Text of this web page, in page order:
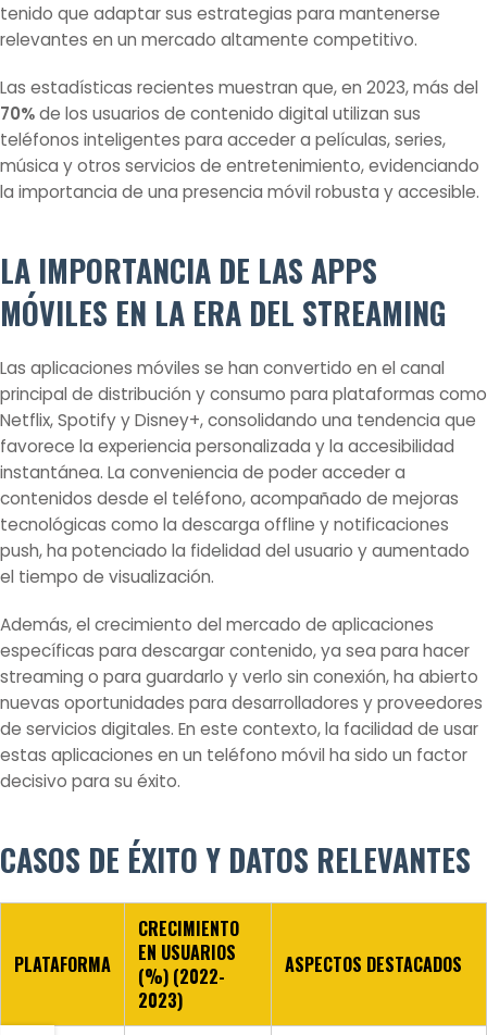
tenido que adaptar sus estrategias para mantenerse
relevantes en un mercado altamente competitivo.
Las estadísticas recientes muestran que, en 2023, más del
70%de los usuarios de contenido digital utilizan sus
teléfonos inteligentes para acceder a películas, series,
música y otros servicios de entretenimiento, evidenciando
la importancia de una presencia móvil robusta y accesible.
LA IMPORTANCIA DE LAS APPS
MÓVILES EN LA ERA DEL STREAMING
Las aplicaciones móviles se han convertido en el canal
principal de distribución y consumo para plataformas como
Netflix, Spotify y Disney+, consolidando una tendencia que
favorece la experiencia personalizada y la accesibilidad
instantánea. La conveniencia de poder acceder a
contenidos desde el teléfono, acompañado de mejoras
tecnológicas como la descarga offline y notificaciones
push, ha potenciado la fidelidad del usuario y aumentado
el tiempo de visualización.
Además, el crecimiento del mercado de aplicaciones
específicas para descargar contenido, ya sea para hacer
streaming o para guardarlo y verlo sin conexión, ha abierto
nuevas oportunidades para desarrolladores y proveedores
de servicios digitales. En este contexto, la facilidad de usar
estas aplicaciones en un teléfono móvil ha sido un factor
decisivo para su éxito.
CASOS DE ÉXITO Y DATOS RELEVANTES
PLATAFORMA
CRECIMIENTO
EN USUARIOS
(%) (2022-
2023)
ASPECTOS DESTACADOS